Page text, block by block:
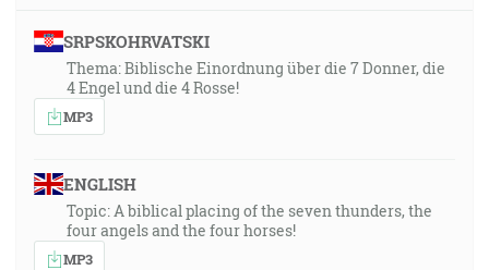
SRPSKOHRVATSKI
Thema: Biblische Einordnung über die 7 Donner, die
4 Engel und die 4 Rosse!
MP3
ENGLISH
Topic: A biblical placing of the seven thunders, the
four angels and the four horses!
MP3